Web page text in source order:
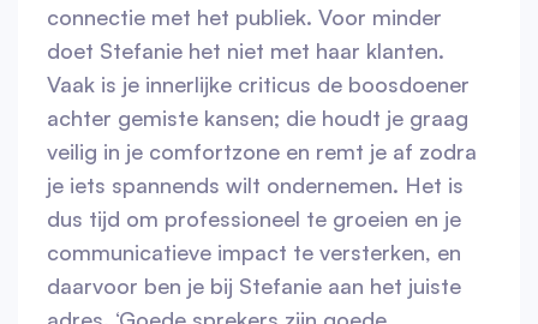
connectie met het publiek. Voor minder
doet Stefanie het niet met haar klanten.
Vaak is je innerlijke criticus de boosdoener
achter gemiste kansen; die houdt je graag
veilig in je comfortzone en remt je af zodra
je iets spannends wilt ondernemen. Het is
dus tijd om professioneel te groeien en je
communicatieve impact te versterken, en
daarvoor ben je bij Stefanie aan het juiste